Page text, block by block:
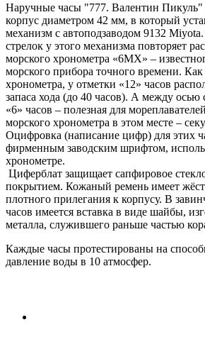
Наручные часы "777. Валентин
корпус диаметром 42 мм, в который
механизм с автоподзаводом 9132
стрелок у этого механизма повторяет
морского хронометра «6МХ» –
морского прибора точного времени.
хронометра, у отметки «12» часов
запаса хода (до 40 часов). А между осью
«6» часов – полезная для
морского хронометра в этом месте –
Оцифровка (написание цифр) для этих
фирменным заводским шрифтом,
хронометре.
Циферблат защищает сапфировое
покрытием. Кожаный ремень имеет
плотного прилегания к корпусу. В
часов имеется вставка в виде шайбы,
металла, служившего раньше частью
Каждые часы протестированы на
давление воды в 10 атмосфер.